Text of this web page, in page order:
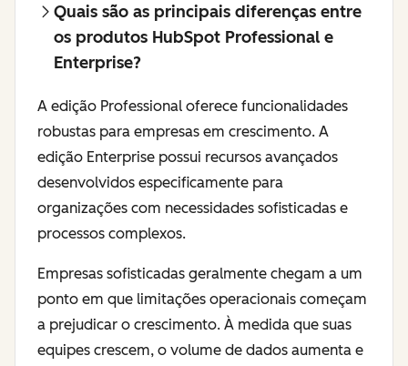
Quais são as principais diferenças entre
os produtos HubSpot Professional e
Enterprise?
A edição Professional oferece funcionalidades
robustas para empresas em crescimento. A
edição Enterprise possui recursos avançados
desenvolvidos especificamente para
organizações com necessidades sofisticadas e
processos complexos.
Empresas sofisticadas geralmente chegam a um
ponto em que limitações operacionais começam
a prejudicar o crescimento. À medida que suas
equipes crescem, o volume de dados aumenta e